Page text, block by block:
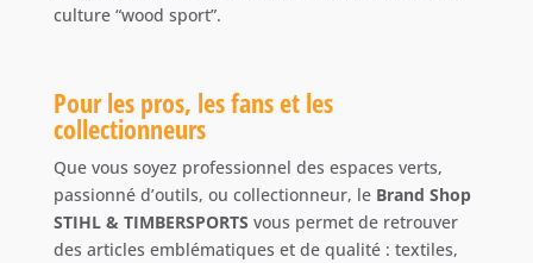
culture “wood sport”.
Pour les pros, les fans et les
collectionneurs
Que vous soyez professionnel des espaces verts,
passionné d’outils, ou collectionneur, le Brand Shop
STIHL & TIMBERSPORTS vous permet de retrouver
des articles emblématiques et de qualité : textiles,